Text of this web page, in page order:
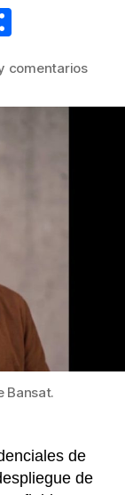
m
p
comentariosen
Bansat.
de
de